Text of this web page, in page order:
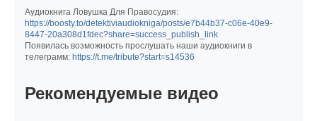
Аудиокнига Ловушка Для Правосудия:
https://boosty.to/detektiviaudiokniga/posts/e7b44b37-c06e-40e9-
8447-20a308d1fdec?share=success_publish_link
Появилась возможность прослушать наши аудиокниги в
телеграмм: https://t.me/tribute?start=s14536
Рекомендуемые видео